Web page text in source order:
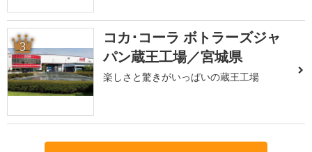
3
コカ･コーラ ボトラーズジャ
パン蔵王工場／宮城県
楽しさと驚きがいっぱいの蔵王工場